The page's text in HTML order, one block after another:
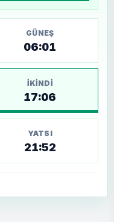
GÜNEŞ
06:01
İKINDI
17:06
YATSI
21:52